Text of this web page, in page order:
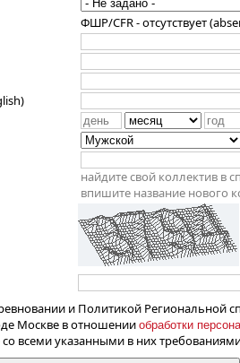
ФШР/CFR - отсутствует
найдите свой коллектив в
впишите название нового
и Политикой Региональной
Москве в отношении обработки
всеми указанными в них